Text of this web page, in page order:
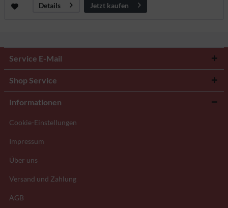
Details Jetzt kaufen
Service E-Mail
Shop Service
Informationen
Cookie-Einstellungen
Impressum
Über uns
Versand und Zahlung
AGB